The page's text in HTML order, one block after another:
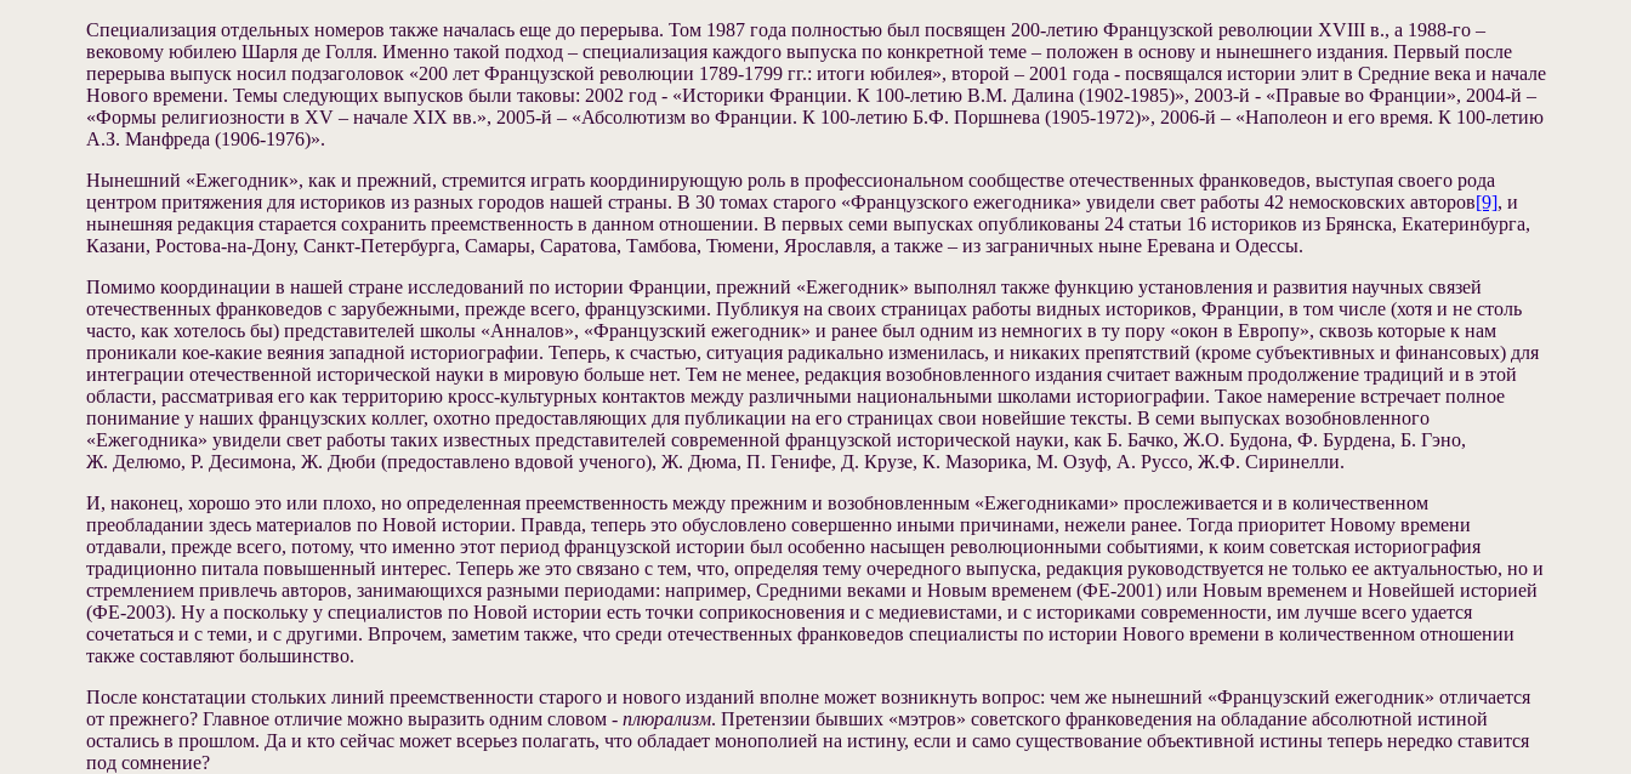
Специализация отдельных номеров также началась еще до перерыва. Том 1987 года полностью был посвящен 200-летию Французской революции XVIII в., а 1988-го –
вековому юбилею Шарля де Голля. Именно такой подход – специализация каждого выпуска по конкретной теме – положен в основу и нынешнего издания. Первый после
перерыва выпуск носил подзаголовок «200 лет Французской революции 1789-1799 гг.: итоги юбилея», второй – 2001 года ‑ посвящался истории элит в Средние века и начале
Нового времени. Темы следующих выпусков были таковы: 2002 год ‑ «Историки Франции. К 100-летию В.М. Далина (1902-1985)», 2003-й ‑ «Правые во Франции», 2004-й –
«Формы религиозности в XV – начале XIX вв.», 2005-й – «Абсолютизм во Франции. К 100-летию Б.Ф. Поршнева (1905-1972)», 2006-й – «Наполеон и его время. К 100-летию
А.З. Манфреда (1906-1976)».
Нынешний «Ежегодник», как и прежний, стремится играть координирующую роль в профессиональном сообществе отечественных франковедов, выступая своего рода
центром притяжения для историков из разных городов нашей страны. В 30 томах старого «Французского ежегодника» увидели свет работы 42 немосковских авторов[9], и
нынешняя редакция старается сохранить преемственность в данном отношении. В первых семи выпусках опубликованы 24 статьи 16 историков из Брянска, Екатеринбурга,
Казани, Ростова-на-Дону, Санкт-Петербурга, Самары, Саратова, Тамбова, Тюмени, Ярославля, а также – из заграничных ныне Еревана и Одессы.
Помимо координации в нашей стране исследований по истории Франции, прежний «Ежегодник» выполнял также функцию установления и развития научных связей
отечественных франковедов с зарубежными, прежде всего, французскими. Публикуя на своих страницах работы видных историков, Франции, в том числе (хотя и не столь
часто, как хотелось бы) представителей школы «Анналов», «Французский ежегодник» и ранее был одним из немногих в ту пору «окон в Европу», сквозь которые к нам
проникали кое-какие веяния западной историографии. Теперь, к счастью, ситуация радикально изменилась, и никаких препятствий (кроме субъективных и финансовых) для
интеграции отечественной исторической науки в мировую больше нет. Тем не менее, редакция возобновленного издания считает важным продолжение традиций и в этой
области, рассматривая его как территорию кросс-культурных контактов между различными национальными школами историографии. Такое намерение встречает полное
понимание у наших французских коллег, охотно предоставляющих для публикации на его страницах свои новейшие тексты. В семи выпусках возобновленного
«Ежегодника» увидели свет работы таких известных представителей современной французской исторической науки, как Б. Бачко, Ж.О. Будона, Ф. Бурдена, Б. Гэно,
Ж. Делюмо, Р. Десимона, Ж. Дюби (предоставлено вдовой ученого), Ж. Дюма, П. Генифе, Д. Крузе, К. Мазорика, М. Озуф, А. Руссо, Ж.Ф. Сиринелли.
И, наконец, хорошо это или плохо, но определенная преемственность между прежним и возобновленным «Ежегодниками» прослеживается и в количественном
преобладании здесь материалов по Новой истории. Правда, теперь это обусловлено совершенно иными причинами, нежели ранее. Тогда приоритет Новому времени
отдавали, прежде всего, потому, что именно этот период французской истории был особенно насыщен революционными событиями, к коим советская историография
традиционно питала повышенный интерес. Теперь же это связано с тем, что, определяя тему очередного выпуска, редакция руководствуется не только ее актуальностью, но и
стремлением привлечь авторов, занимающихся разными периодами: например, Средними веками и Новым временем (ФЕ-2001) или Новым временем и Новейшей историей
(ФЕ-2003). Ну а поскольку у специалистов по Новой истории есть точки соприкосновения и с медиевистами, и с историками современности, им лучше всего удается
сочетаться и с теми, и с другими. Впрочем, заметим также, что среди отечественных франковедов специалисты по истории Нового времени в количественном отношении
также составляют большинство.
После констатации стольких линий преемственности старого и нового изданий вполне может возникнуть вопрос: чем же нынешний «Французский ежегодник» отличается
от прежнего? Главное отличие можно выразить одним словом ‑ плюрализм. Претензии бывших «мэтров» советского франковедения на обладание абсолютной истиной
остались в прошлом. Да и кто сейчас может всерьез полагать, что обладает монополией на истину, если и само существование объективной истины теперь нередко ставится
под сомнение?